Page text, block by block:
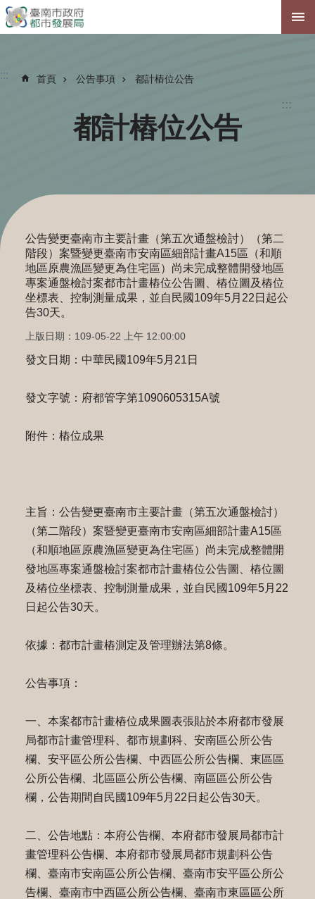
跳到主要內容區塊
:::
::: 首頁 公告事項 都計樁位公告
都計樁位公告
公告變更臺南市主要計畫（第五次通盤檢討）（第二
階段）案暨變更臺南市安南區細部計畫A15區（和順
地區原農漁區變更為住宅區）尚未完成整體開發地區
專案通盤檢討案都市計畫樁位公告圖、樁位圖及樁位
坐標表、控制測量成果，並自民國109年5月22日起公
告30天。
上版日期：109-05-22 上午 12:00:00
發文日期：中華民國109年5月21日
發文字號：府都管字第1090605315A號
附件：樁位成果
主旨：公告變更臺南市主要計畫（第五次通盤檢討）
（第二階段）案暨變更臺南市安南區細部計畫A15區
（和順地區原農漁區變更為住宅區）尚未完成整體開
發地區專案通盤檢討案都市計畫樁位公告圖、樁位圖
及樁位坐標表、控制測量成果，並自民國109年5月22
日起公告30天。
依據：都市計畫樁測定及管理辦法第8條。
公告事項：
一、本案都市計畫樁位成果圖表張貼於本府都市發展
局都市計畫管理科、都市規劃科、安南區公所公告
欄、安平區公所公告欄、中西區公所公告欄、東區區
公所公告欄、北區區公所公告欄、南區區公所公告
欄，公告期間自民國109年5月22日起公告30天。
二、公告地點：本府公告欄、本府都市發展局都市計
畫管理科公告欄、本府都市發展局都市規劃科公告
欄、臺南市安南區公所公告欄、臺南市安平區公所公
告欄、臺南市中西區公所公告欄、臺南市東區區公所